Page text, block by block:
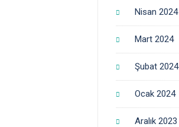
Nisan 2024
Mart 2024
Şubat 2024
Ocak 2024
Aralık 2023